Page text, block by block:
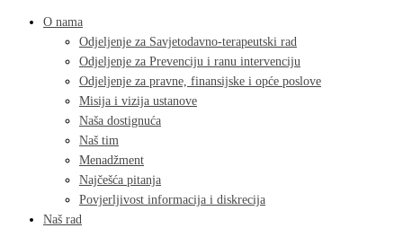
O nama
Odjeljenje za Savjetodavno-terapeutski rad
Odjeljenje za Prevenciju i ranu intervenciju
Odjeljenje za pravne, finansijske i opće poslove
Misija i vizija ustanove
Naša dostignuća
Naš tim
Menadžment
Najčešća pitanja
Povjerljivost informacija i diskrecija
Naš rad